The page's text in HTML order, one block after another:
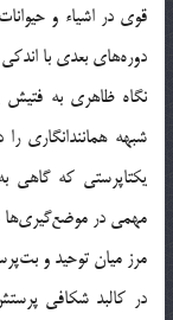
دوره‌هاي بعدي با
نگاه ظاهري به فتيش
شبهه همانندانگاري
يكتاپرستي كه گاهي
مهمي در
مرز ميان توحيد و
در كالبد شكافي